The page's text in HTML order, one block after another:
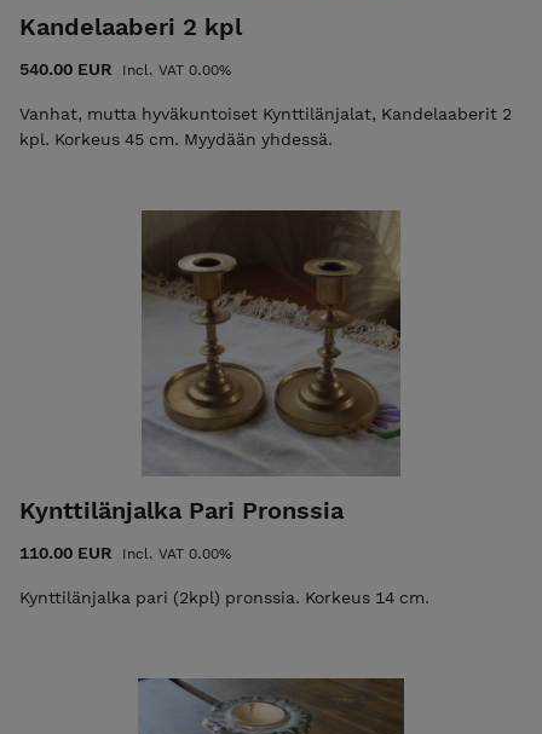
Kandelaaberi 2 kpl
540.00 EUR Incl. VAT 0.00%
Vanhat, mutta hyväkuntoiset Kynttilänjalat, Kandelaaberit 2
kpl. Korkeus 45 cm. Myydään yhdessä.
Kynttilänjalka Pari Pronssia
110.00 EUR Incl. VAT 0.00%
Kynttilänjalka pari (2kpl) pronssia. Korkeus 14 cm.